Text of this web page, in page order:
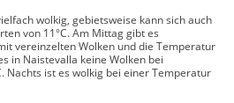
wolkig, gebietsweise kann sich auch
von 11°C. Am Mittag gibt es
vereinzelten Wolken und die Temperatur
in Naistevalla keine Wolken bei
Nachts ist es wolkig bei einer Temperatur